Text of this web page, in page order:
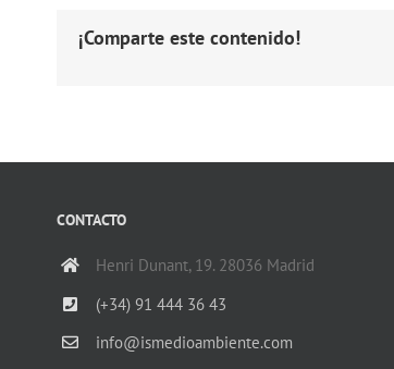
¡Comparte este contenido!
CONTACTO
Henri Dunant, 19. 28036 Madrid
(+34) 91 444 36 43
info@ismedioambiente.com